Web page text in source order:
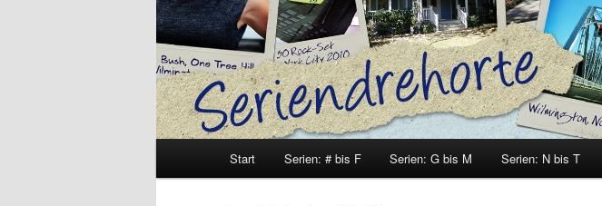
Start Serien: # bis F Serien: G bis M Serien: N bis T